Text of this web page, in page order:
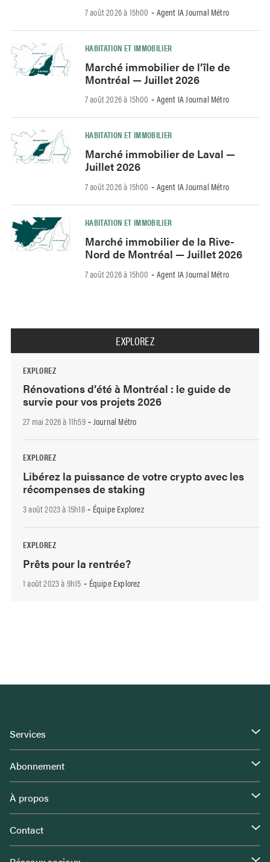
7 août 2026 à 15h00 - Agent IA Journal Métro
HABITATION ET IMMOBILIER
Marché immobilier de l’île de
Montréal — Juillet 2026
7 août 2026 à 15h00 - Agent IA Journal Métro
HABITATION ET IMMOBILIER
Marché immobilier de Laval —
Juillet 2026
7 août 2026 à 15h00 - Agent IA Journal Métro
HABITATION ET IMMOBILIER
Marché immobilier de la Rive-
Nord de Montréal — Juillet 2026
7 août 2026 à 15h00 - Agent IA Journal Métro
EXPLOREZ
EXPLOREZ
Rénovations d’été à Montréal : le guide de
survie pour vos projets 2026
27 mai 2026 à 11h59- Journal Métro
EXPLOREZ
Libérez la puissance de votre crypto avec les
récompenses de staking
3 août 2023 à 15h18- Équipe Explorez
EXPLOREZ
Prêts pour la rentrée?
1 août 2023 à 9h15 - Équipe Explorez
Services
Abonnement
À propos
Contact